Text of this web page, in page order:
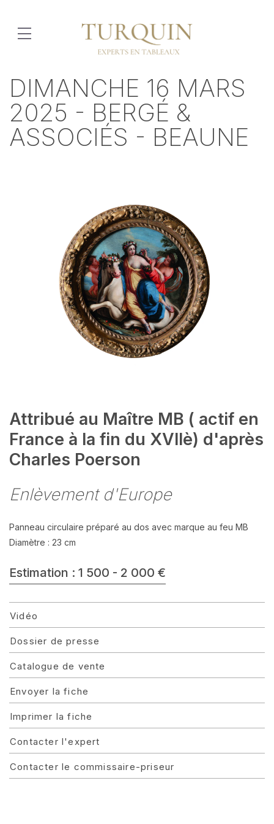
DIMANCHE 16 MARS
2025 - BERGÉ &
ASSOCIÉS - BEAUNE
Attribué au Maître MB ( actif en
France à la fin du XVIIè) d'après
Charles Poerson
Enlèvement d'Europe
Panneau circulaire préparé au dos avec marque au feu MB
Diamètre : 23 cm
Estimation : 1 500 - 2 000 €
Vidéo
Dossier de presse
Catalogue de vente
Envoyer la fiche
Imprimer la fiche
Contacter l'expert
Contacter le commissaire-priseur